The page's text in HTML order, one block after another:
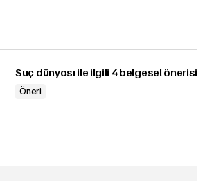
Suç dünyası ile ilgili 4 belgesel önerisi
Öneri